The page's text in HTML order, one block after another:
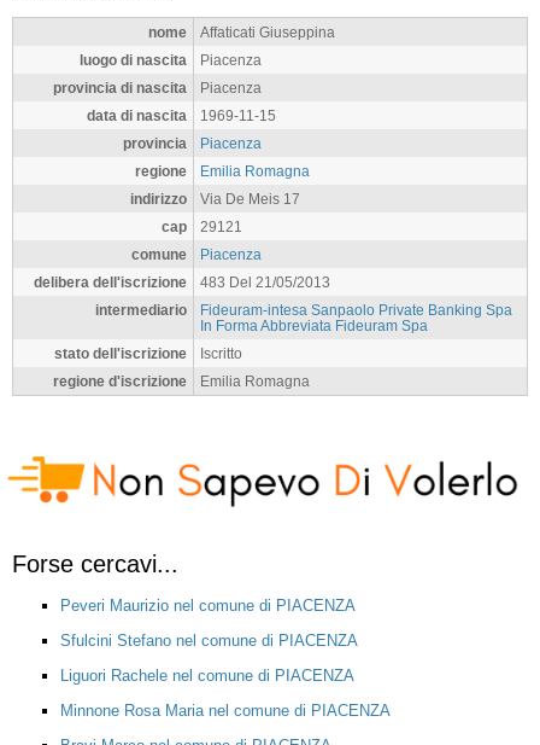
nome
Affaticati Giuseppina
luogo di nascita
Piacenza
provincia di nascita
Piacenza
data di nascita
1969-11-15
provincia
Piacenza
regione
Emilia Romagna
indirizzo
Via De Meis 17
cap
29121
comune
Piacenza
delibera dell'iscrizione
483 Del 21/05/2013
intermediario
Fideuram-intesa Sanpaolo Private Banking Spa
In Forma Abbreviata Fideuram Spa
stato dell'iscrizione
Iscritto
regione d'iscrizione
Emilia Romagna
Forse cercavi...
Peveri Maurizio nel comune di PIACENZA
Sfulcini Stefano nel comune di PIACENZA
Liguori Rachele nel comune di PIACENZA
Minnone Rosa Maria nel comune di PIACENZA